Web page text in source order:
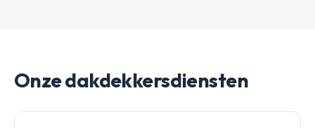
Onze dakdekkersdiensten